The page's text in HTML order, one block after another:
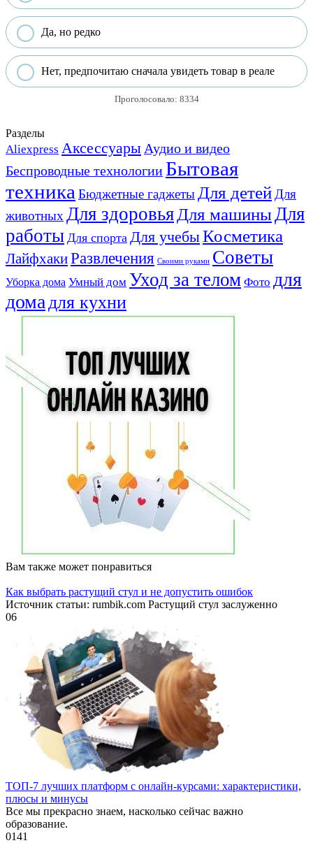
Да, но редко
Нет, предпочитаю сначала увидеть товар в реале
Проголосовало: 8334
Разделы
Aliexpress Аксессуары Аудио и видео
Беспроводные технологии Бытовая
техника Бюджетные гаджеты Для детей Для
животных Для здоровья Для машины Для
работы Для спорта Для учебыКосметика
ЛайфхакиРазвлечения Своими руками Советы
Уборка дома Умный дом Уход за телом Фото для
домадля кухни
Вам также может понравиться
Как выбрать растущий стул и не допустить ошибок
Источник статьи: rumbik.com Растущий стул заслуженно
06
ТОП-7 лучших платформ с онлайн-курсами: характеристики,
плюсы и минусы
Все мы прекрасно знаем, насколько сейчас важно
образование.
0141